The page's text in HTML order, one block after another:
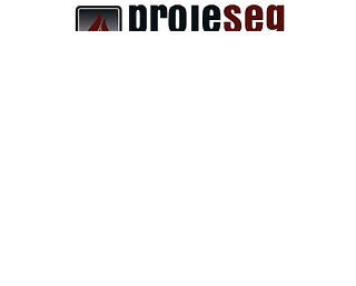
emergência.